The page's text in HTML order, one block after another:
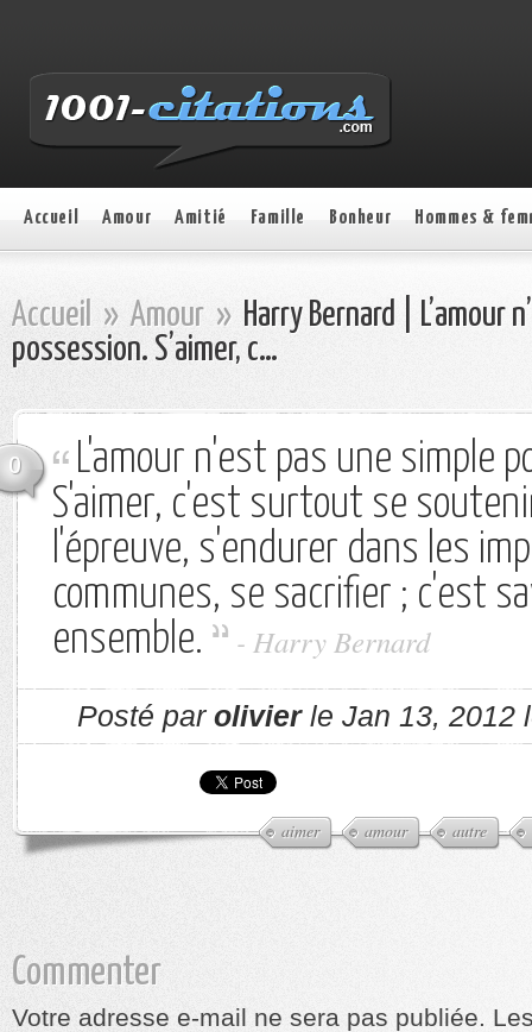
Accueil Amour Amitié Famille Bonheur Hommes &
Accueil » Amour » Harry Bernard | L’amour
possession. S’aimer, c…
0
L'amour n'est pas une simple
S'aimer, c'est surtout se
l'épreuve, s'endurer dans les
communes, se sacrifier ; c'est
ensemble.
- Harry Bernard
Posté par olivierle Jan 13, 2012
aimer amour autre
Commenter
Votre adresse e-mail ne sera pas publiée.